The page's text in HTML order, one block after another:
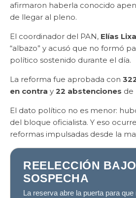
afirmaron haberla conocido
de llegar al pleno.
El coordinador del PAN, Elías Lixa
“albazo” y acusó que no formó
político sostenido durante el día.
La reforma fue aprobada con
en contra y 22 abstenciones de
El dato político no es menor:
del bloque oficialista. Y eso
reformas impulsadas desde la
REELECCIÓN BAJO
SOSPECHA
La reserva abre la puerta para